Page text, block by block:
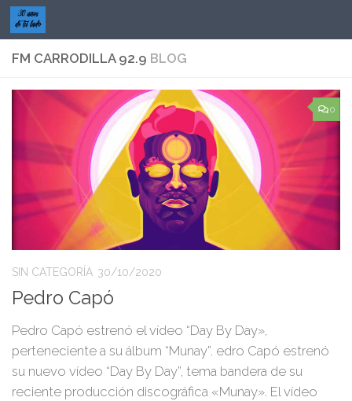
Saltar al contenido
FM CARRODILLA 92.9 BLOG
0
SIN CATEGORÍA 30/10/2020
Pedro Capó
Pedro Capó estrenó el vídeo “Day By Day»,
perteneciente a su álbum “Munay”. edro Capó estrenó
su nuevo vídeo “Day By Day”, tema bandera de su
reciente producción discográfica «Munay». El vídeo